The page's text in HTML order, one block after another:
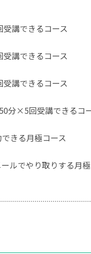
講できるコース
講できるコース
講できるコース
分×5回受講できるコ
きる月極コース
ルでやり取りする月